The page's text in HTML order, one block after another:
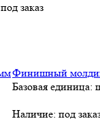
под заказ
Финишный
Базовая единица:
Наличие: под